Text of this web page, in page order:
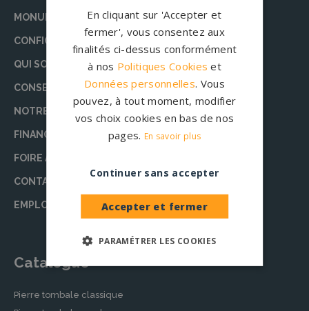
MONUMENT FUNÉRAIRE
CONFIGURATEUR
QUI SOMMES-NOUS ?
CONSEILS
NOTRE ÉQUIPE DE RÉDACTION
FINANCEMENT DES OBSÈQUES
FOIRE AUX QUESTIONS (FAQ)
CONTACT
EMPLOI
Catalogue
Pierre tombale classique
En cliquant sur 'Accepter et
fermer', vous consentez aux
finalités ci-dessus conformément
à nos Politiques Cookies et
Données personnelles. Vous
pouvez, à tout moment, modifier
vos choix cookies en bas de nos
pages. En savoir plus
Accepter et fermer
Continuer sans accepter
PARAMÉTRER LES COOKIES